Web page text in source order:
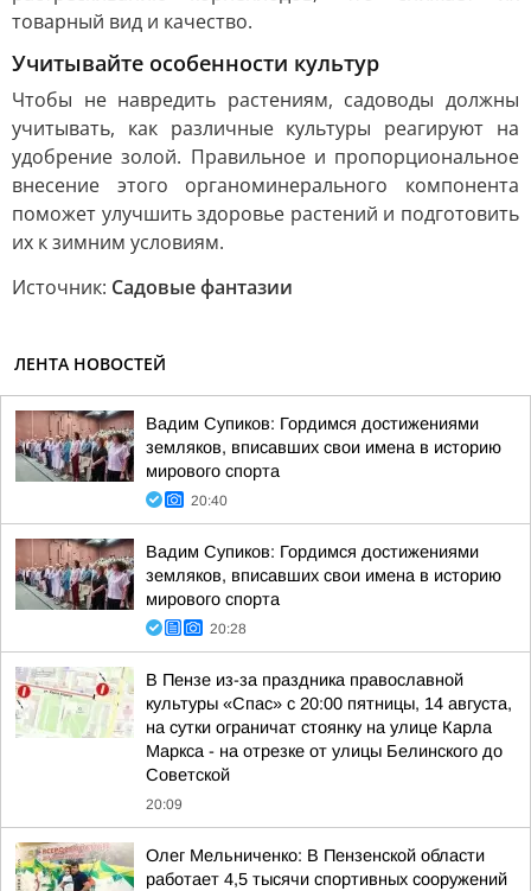
товарный вид и качество.
Учитывайте особенности культур
Чтобы не навредить растениям, садоводы должны
учитывать, как различные культуры реагируют на
удобрение золой. Правильное и пропорциональное
внесение этого органоминерального компонента
поможет улучшить здоровье растений и подготовить
их к зимним условиям.
Источник: Садовые фантазии
ЛЕНТА НОВОСТЕЙ
Вадим Супиков: Гордимся достижениями
земляков, вписавших свои имена в историю
мирового спорта
20:40
Вадим Супиков: Гордимся достижениями
земляков, вписавших свои имена в историю
мирового спорта
20:28
В Пензе из-за праздника православной
культуры «Спас» с 20:00 пятницы, 14 августа,
на сутки ограничат стоянку на улице Карла
Маркса - на отрезке от улицы Белинского до
Советской
20:09
Олег Мельниченко: В Пензенской области
работает 4,5 тысячи спортивных сооружений